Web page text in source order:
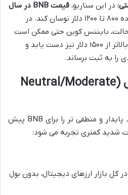
در این سناریو،
قیمت BNB در سال
می تواند در محدوده ۸۰۰ تا ۱۲۰۰ دلار نوسان کند. در
حالت، بایننس کوین حتی ممکن است
بتواند به سطوح قیمتی بالاتر از ۱۵۰۰ دلار نیز دست یابد و
را به ثبت برساند.
سناریو خنثی/معتدل (Neutral/Moderate
سناریوی خنثی، یک مسیر رشد پایدار و منطقی تر را برای BNB پیش
شدید کمتری تجربه می شود:
کل بازار ارزهای دیجیتال، بدون بول